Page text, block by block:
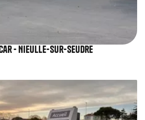
- Nieulle-sur-Seudre